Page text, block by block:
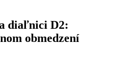
diaľnici D2:
obmedzení